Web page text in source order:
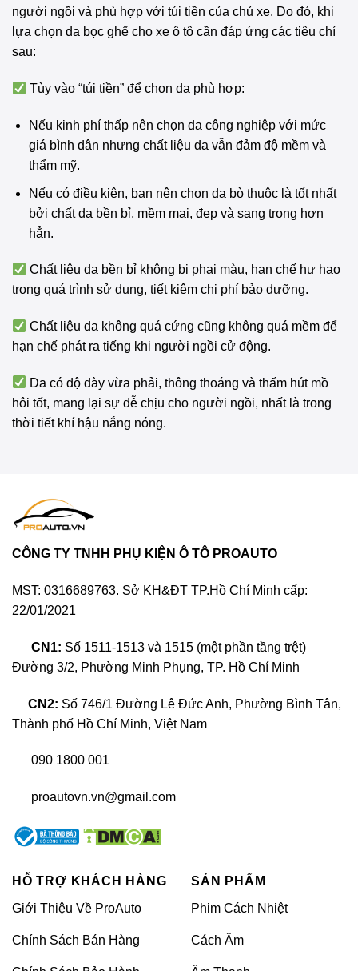
người ngồi và phù hợp với túi tiền của chủ xe. Do đó, khi
lựa chọn da bọc ghế cho xe ô tô cần đáp ứng các tiêu chí
sau:
Tùy vào “túi tiền” để chọn da phù hợp:
Nếu kinh phí thấp nên chọn da công nghiệp với mức
giá bình dân nhưng chất liệu da vẫn đảm độ mềm và
thẩm mỹ.
Nếu có điều kiện, bạn nên chọn da bò thuộc là tốt nhất
bởi chất da bền bỉ, mềm mại, đẹp và sang trọng hơn
hẳn.
Chất liệu da bền bỉ không bị phai màu, hạn chế hư hao
trong quá trình sử dụng, tiết kiệm chi phí bảo dưỡng.
Chất liệu da không quá cứng cũng không quá mềm để
hạn chế phát ra tiếng khi người ngồi cử động.
Da có độ dày vừa phải, thông thoáng và thấm hút mồ
hôi tốt, mang lại sự dễ chịu cho người ngồi, nhất là trong
thời tiết khí hậu nắng nóng.
CÔNG TY TNHH PHỤ KIỆN Ô TÔ PROAUTO
MST: 0316689763. Sở KH&ĐT TP.Hồ Chí Minh cấp:
22/01/2021
CN1: Số 1511-1513 và 1515 (một phần tầng trệt)
Đường 3/2, Phường Minh Phụng, TP. Hồ Chí Minh
CN2: Số 746/1 Đường Lê Đức Anh, Phường Bình Tân,
Thành phố Hồ Chí Minh, Việt Nam
090 1800 001
proautovn.vn@gmail.com
HỖ TRỢ KHÁCH HÀNG
Giới Thiệu Về ProAuto
Chính Sách Bán Hàng
SẢN PHẨM
Phim Cách Nhiệt
Cách Âm